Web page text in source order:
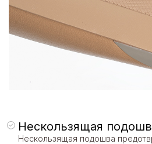
Нескользящая
Нескользящая подошва